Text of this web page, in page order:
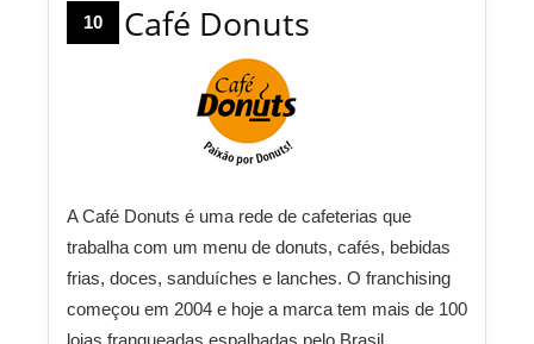
10 Café Donuts
A Café Donuts é uma rede de cafeterias que
trabalha com um menu de donuts, cafés, bebidas
frias, doces, sanduíches e lanches. O franchising
começou em 2004 e hoje a marca tem mais de 100